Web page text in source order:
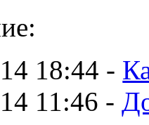
18:44 -
11:46 -